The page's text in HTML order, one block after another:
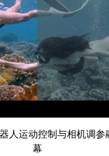
人运动控制与相机调参
幕